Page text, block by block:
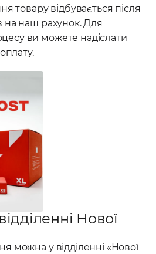
товару відбувається після
на наш рахунок. Для
ви можете надіслати
Нової
можна у відділенні «Нової